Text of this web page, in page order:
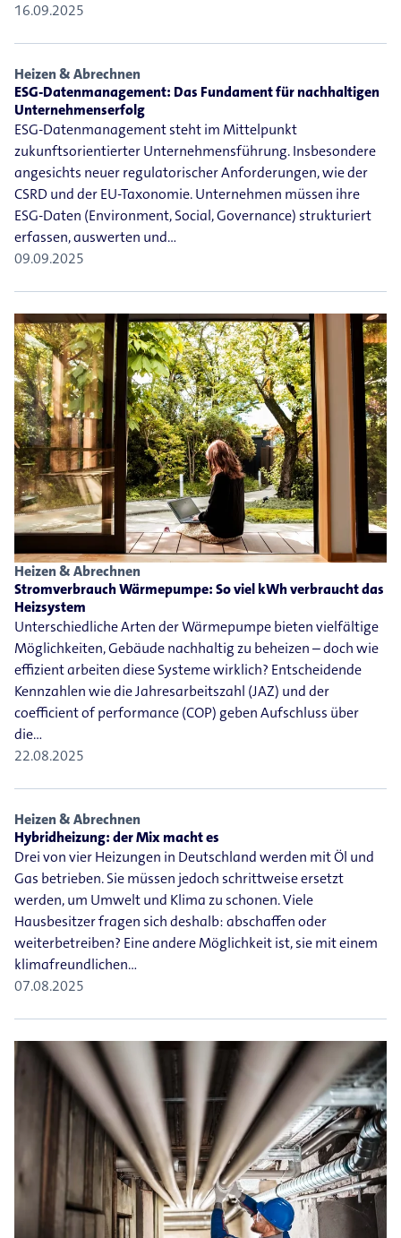
16.09.2025
Heizen & Abrechnen
ESG-Datenmanagement: Das Fundament für nachhaltigen
Unternehmenserfolg
ESG-Datenmanagement steht im Mittelpunkt
zukunftsorientierter Unternehmensführung. Insbesondere
angesichts neuer regulatorischer Anforderungen, wie der
CSRD und der EU-Taxonomie. Unternehmen müssen ihre
ESG-Daten (Environment, Social, Governance) strukturiert
erfassen, auswerten und…
09.09.2025
Heizen & Abrechnen
Stromverbrauch Wärmepumpe: So viel kWh verbraucht das
Heizsystem
Unterschiedliche Arten der Wärmepumpe bieten vielfältige
Möglichkeiten, Gebäude nachhaltig zu beheizen – doch wie
effizient arbeiten diese Systeme wirklich? Entscheidende
Kennzahlen wie die Jahresarbeitszahl (JAZ) und der
coefficient of performance (COP) geben Aufschluss über
die…
22.08.2025
Heizen & Abrechnen
Hybridheizung: der Mix macht es
Drei von vier Heizungen in Deutschland werden mit Öl und
Gas betrieben. Sie müssen jedoch schrittweise ersetzt
werden, um Umwelt und Klima zu schonen. Viele
Hausbesitzer fragen sich deshalb: abschaffen oder
weiterbetreiben? Eine andere Möglichkeit ist, sie mit einem
klimafreundlichen…
07.08.2025